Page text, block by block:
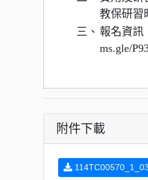
教保研習
三、 報名資訊
ms.gle/
附件下載